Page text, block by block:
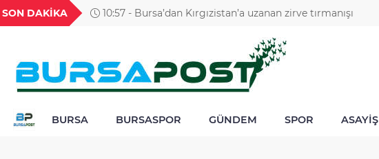
SON DAKİKA 10:57 - Bursa’dan Kırgızistan’a uzanan zirve tırmanışı
18,2677
TND
16,3788
BGN
27,9743
0,0018
6.660,55
BURSA BURSASPOR GÜNDEM SPOR ASAYİŞ